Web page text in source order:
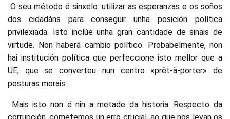
O seu método é sinxelo: utilizar as esperanzas e os soños
dos cidadáns para conseguir unha posición política
privilexiada. Isto inclúe unha gran cantidade de sinais de
virtude. Non haberá cambio político. Probabelmente, non
hai institución política que perfeccione isto mellor que a
UE, que se converteu nun centro «prêt-à-porter» de
posturas morais.
Mais isto non é nin a metade da historia. Respecto da